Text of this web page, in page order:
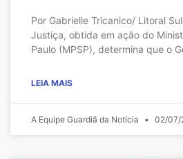
Por Gabrielle Tricanico/ Litoral
Justiça, obtida em ação do
Paulo (MPSP), determina que o
LEIA MAIS
A Equipe Guardiã da Notícia 02/07/